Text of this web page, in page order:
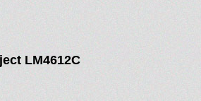
LM4612C